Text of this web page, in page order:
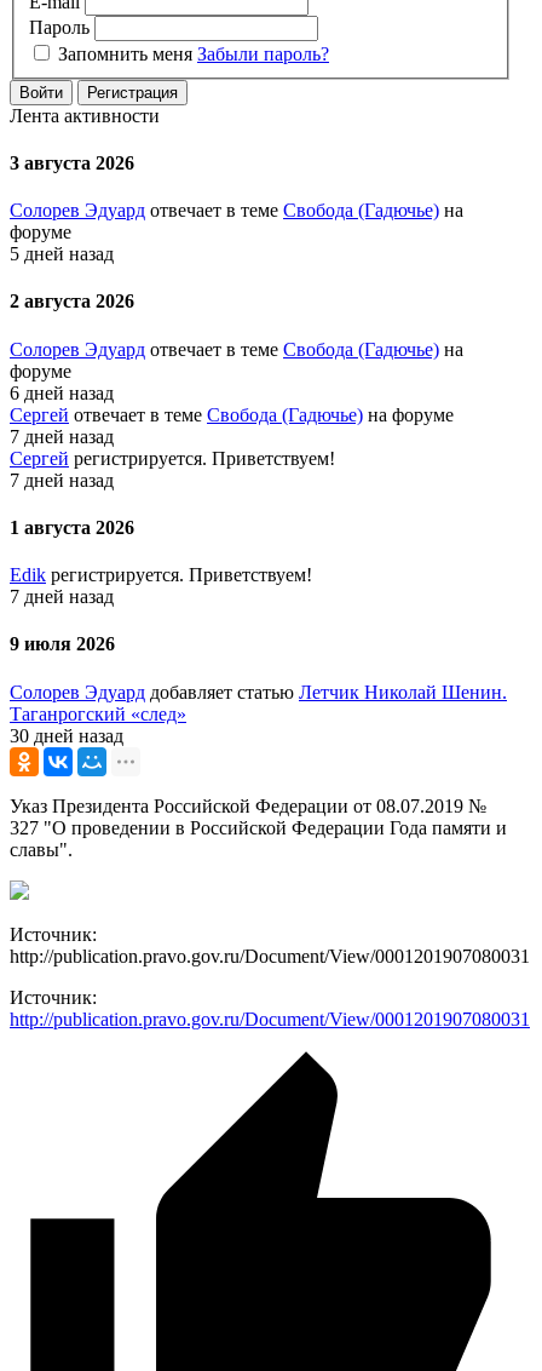
Пароль
Запомнить меня Забыли пароль?
Войти Регистрация
Лента активности
3 августа 2026
Солорев Эдуард отвечает в теме Свобода (Гадючье) на
форуме
5 дней назад
2 августа 2026
Солорев Эдуард отвечает в теме Свобода (Гадючье) на
форуме
6 дней назад
Сергей отвечает в теме Свобода (Гадючье) на форуме
7 дней назад
Сергей регистрируется. Приветствуем!
7 дней назад
1 августа 2026
Edik регистрируется. Приветствуем!
7 дней назад
9 июля 2026
Солорев Эдуард добавляет статью Летчик Николай Шенин.
Таганрогский «след»
30 дней назад
Указ Президента Российской Федерации от 08.07.2019 №
327 "О проведении в Российской Федерации Года памяти и
славы".
Источник:
http://publication.pravo.gov.ru/Document/View/0001201907080031
Источник:
http://publication.pravo.gov.ru/Document/View/0001201907080031